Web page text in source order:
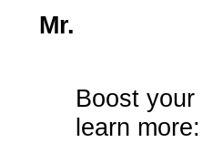
Mr.
Boost
learn more: